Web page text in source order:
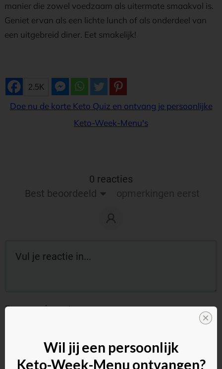
manier die zowel voedzaam als uitermate smaakvol is.
Geniet ervan als een lichte lunch of als onderdeel van
een uitgebreid diner. Eet smakelijk!
2.5K
Doe nu de korte Keto Quiz en ontvang je persoonlijke
Keto-Week-Menu's
0 reacties
Best beoordeeld
opmerkingen eerst
Reageer als gast:
Wil jij een persoonlijk
Keto-Week-Menu ontvangen?